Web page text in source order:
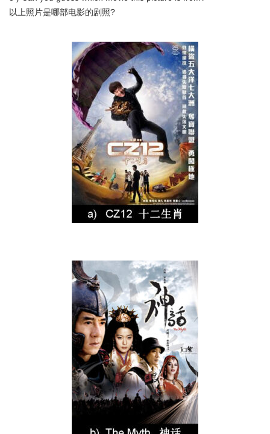
以上照片是哪部电影的剧照?